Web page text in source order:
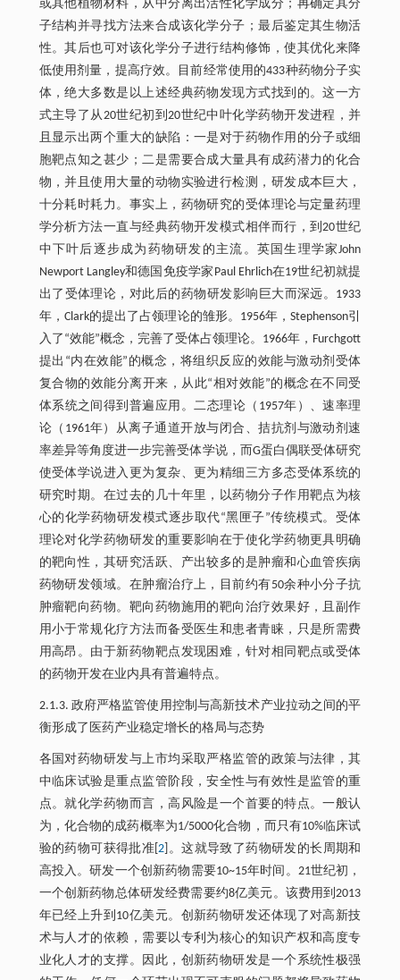
或其他植物材料，从中分离出活性化学成分；再确定其分
子结构并寻找方法来合成该化学分子；最后鉴定其生物活
性。其后也可对该化学分子进行结构修饰，使其优化来降
低使用剂量，提高疗效。目前经常使用的433种药物分子实
体，绝大多数是以上述经典药物发现方式找到的。这一方
式主导了从20世纪初到20世纪中叶化学药物开发进程，并
且显示出两个重大的缺陷：一是对于药物作用的分子或细
胞靶点知之甚少；二是需要合成大量具有成药潜力的化合
物，并且使用大量的动物实验进行检测，研发成本巨大，
十分耗时耗力。事实上，药物研究的受体理论与定量药理
学分析方法一直与经典药物开发模式相伴而行，到20世纪
中下叶后逐步成为药物研发的主流。英国生理学家John
Newport Langley和德国免疫学家Paul Ehrlich在19世纪初就提
出了受体理论，对此后的药物研发影响巨大而深远。1933
年，Clark的提出了占领理论的雏形。1956年，Stephenson引
入了“效能”概念，完善了受体占领理论。1966年，Furchgott
提出“内在效能”的概念，将组织反应的效能与激动剂受体
复合物的效能分离开来，从此“相对效能”的概念在不同受
体系统之间得到普遍应用。二态理论（1957年）、速率理
论（1961年）从离子通道开放与闭合、拮抗剂与激动剂速
率差异等角度进一步完善受体学说，而G蛋白偶联受体研究
使受体学说进入更为复杂、更为精细三方多态受体系统的
研究时期。在过去的几十年里，以药物分子作用靶点为核
心的化学药物研发模式逐步取代“黑匣子”传统模式。受体
理论对化学药物研发的重要影响在于使化学药物更具明确
的靶向性，其研究活跃、产出较多的是肿瘤和心血管疾病
药物研发领域。在肿瘤治疗上，目前约有50余种小分子抗
肿瘤靶向药物。靶向药物施用的靶向治疗效果好，且副作
用小于常规化疗方法而备受医生和患者青睐，只是所需费
用高昂。由于新药物靶点发现困难，针对相同靶点或受体
的药物开发在业内具有普遍特点。
2.1.3. 政府严格监管使用控制与高新技术产业拉动之间的平
衡形成了医药产业稳定增长的格局与态势
各国对药物研发与上市均采取严格监管的政策与法律，其
中临床试验是重点监管阶段，安全性与有效性是监管的重
点。就化学药物而言，高风险是一个首要的特点。一般认
为，化合物的成药概率为1/5000化合物，而只有10%临床试
验的药物可获得批准[2 ]。这就导致了药物研发的长周期和
高投入。研发一个创新药物需要10~15年时间。21世纪初，
一个创新药物总体研发经费需要约8亿美元。该费用到2013
年已经上升到10亿美元。创新药物研发还体现了对高新技
术与人才的依赖，需要以专利为核心的知识产权和高度专
业化人才的支撑。因此，创新药物研发是一个系统性极强